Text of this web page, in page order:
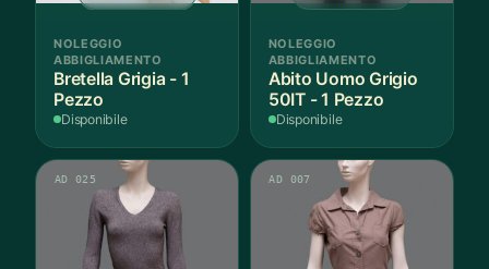
NOLEGGIO
ABBIGLIAMENTO
Bretella Grigia - 1
Pezzo
Disponibile
NOLEGGIO
ABBIGLIAMENTO
Abito Uomo Grigio
50IT - 1 Pezzo
Disponibile
AD 025 AD 007